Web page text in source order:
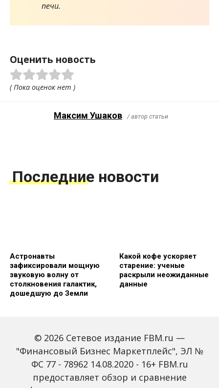
печи.
Оценить новость
( Пока оценок нет )
Максим Ушаков / автор статьи
Последние новости
Астронавты
зафиксировали мощную
звуковую волну от
столкновения галактик,
дошедшую до Земли
Какой кофе ускоряет
старение: ученые
раскрыли неожиданные
данные
© 2026 Сетевое издание FBM.ru —
"Финансовый Бизнес Маркетплейс", ЭЛ №
ФС 77 - 78962 14.08.2020 - 16+ FBM.ru
предоставляет обзор и сравнение